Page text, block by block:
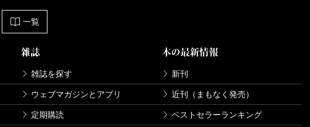
一覧
雑誌
雑誌を探す
ウェブマガジンとアプリ
定期購読
本の最新情報
新刊
近刊（まもなく発売）
ベストセラーランキング